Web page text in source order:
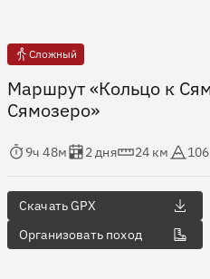
Сложный
Маршрут «Кольцо к
Сямозеро»
в пути
9ч 48м
Оценка в днях
2 дня
Дистанция
24 км
Скачать GPX
Организовать поход